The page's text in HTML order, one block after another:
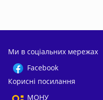
Ми в соціальних мережах
Facebook
Корисні посилання
МОНУ